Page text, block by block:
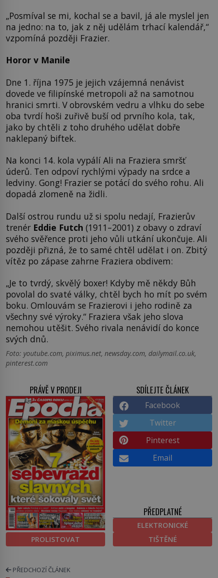
„Posmíval se mi, kochal se a bavil, já ale myslel jen
na jedno: na to, jak z něj udělám trhací kalendář,“
vzpomíná později Frazier.
Horor v Manile
Dne 1. října 1975 je jejich vzájemná nenávist
dovede ve filipínské metropoli až na samotnou
hranici smrti. V obrovském vedru a vlhku do sebe
oba tvrdí hoši zuřivě buší od prvního kola, tak,
jako by chtěli z toho druhého udělat dobře
naklepaný biftek.
Na konci 14. kola vypálí Ali na Fraziera smršť
úderů. Ten odpoví rychlými výpady na srdce a
ledviny. Gong! Frazier se potácí do svého rohu. Ali
dopadá zlomeně na židli.
Další ostrou rundu už si spolu nedají, Frazierův
trenér Eddie Futch (1911–2001) z obavy o zdraví
svého svěřence proti jeho vůli utkání ukončuje. Ali
později přizná, že to samé chtěl udělat i on. Zbitý
vítěz po zápase zahrne Fraziera obdivem:
„Je to tvrdý, skvělý boxer! Kdyby mě někdy Bůh
povolal do svaté války, chtěl bych ho mít po svém
boku. Omlouvám se Frazierovi i jeho rodině za
všechny své výroky.“ Fraziera však jeho slova
nemohou utěšit. Svého rivala nenávidí do konce
svých dnů.
Foto: youtube.com, piximus.net, newsday.com, dailymail.co.uk,
pinterest.com
PRÁVĚ V PRODEJI
PROLISTOVAT
SDÍLEJTE ČLÁNEK
Facebook
Twitter
Pinterest
Email
PŘEDPLATNÉ
ELEKTRONICKÉ
TIŠTĚNÉ
PŘEDCHOZÍ ČLÁNEK